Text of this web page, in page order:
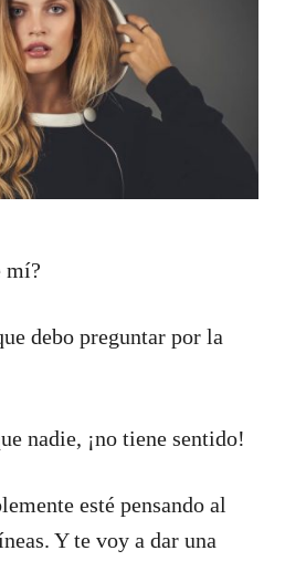
mí?
debo preguntar por la
nadie, ¡no tiene sentido!
esté pensando al
Y te voy a dar una